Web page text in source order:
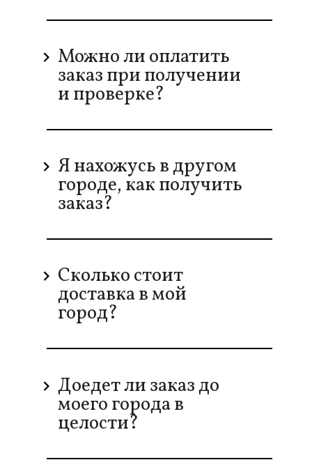
Можно ли оплатить
заказ при получении
и проверке?
Я нахожусь в другом
городе, как получить
заказ?
Сколько стоит
доставка в мой
город?
Доедет ли заказ до
моего города в
целости?